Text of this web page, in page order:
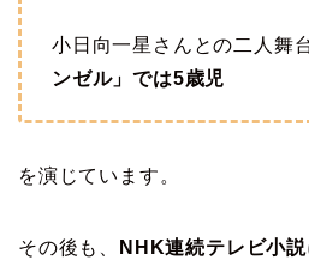
小日向一星さんとの二人舞
ンゼル」では5歳児
を演じています。
その後も、 NHK連続テレビ小